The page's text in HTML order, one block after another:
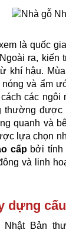
là quốc
Ngoài ra, kiến
khí hậu.
và ẩm
các
thường
quanh và
lựa chọn
cấpbởi tính
và linh
dựng
Bản